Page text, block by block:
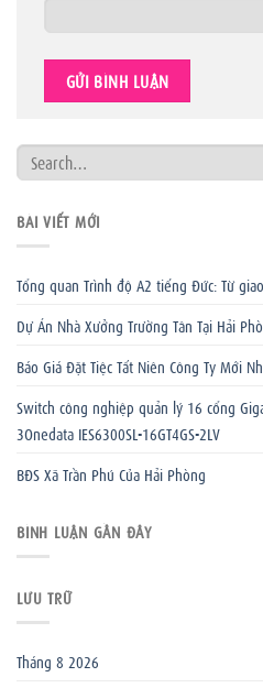
BÀI VIẾT MỚI
Tổng quan Trình độ A2 tiếng Đức: Từ
Dự Án Nhà Xưởng Trường Tân Tại Hải
Báo Giá Đặt Tiệc Tất Niên Công Ty Mới
Switch công nghiệp quản lý 16 cổng
3Onedata IES6300SL-16GT4GS-2LV
BĐS Xã Trần Phú Của Hải Phòng
BÌNH LUẬN GẦN ĐÂY
LƯU TRỮ
Tháng 8 2026